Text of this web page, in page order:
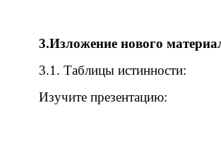
3.Изложение нового
3.1. Таблицы истинности:
Изучите презентацию: